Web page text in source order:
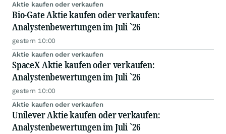
Aktie kaufen oder verkaufen
Bio-Gate Aktie kaufen oder verkaufen:
Analystenbewertungen im Juli `26
gestern 10:00
Aktie kaufen oder verkaufen
SpaceX Aktie kaufen oder verkaufen:
Analystenbewertungen im Juli `26
gestern 10:00
Aktie kaufen oder verkaufen
Unilever Aktie kaufen oder verkaufen:
Analystenbewertungen im Juli `26